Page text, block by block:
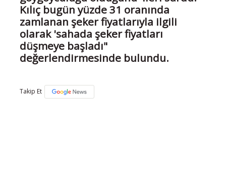
Kılıç bugün yüzde 31 oranında
zamlanan şeker fiyatlarıyla ilgili
olarak 'sahada şeker fiyatları
düşmeye başladı"
değerlendirmesinde bulundu.
Takip Et